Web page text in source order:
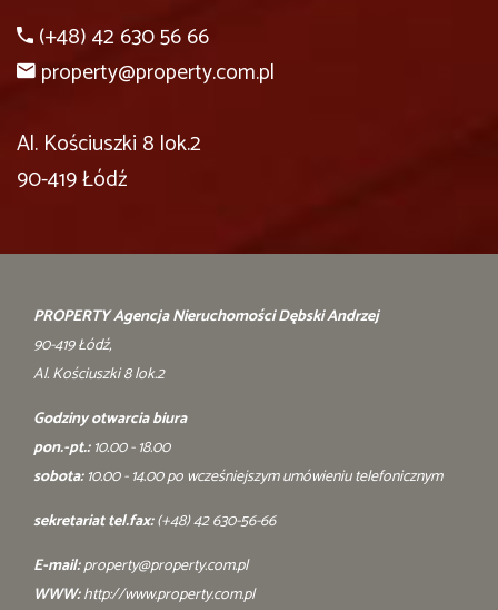
(+48) 42 630 56 66
property@property.com.pl
Al. Kościuszki 8 lok.2
90-419 Łódź
PROPERTY Agencja Nieruchomości Dębski Andrzej
90-419 Łódź,
Al. Kościuszki 8 lok.2
Godziny otwarcia biura
pon.-pt.:10.00 - 18.00
sobota:10.00 - 14.00 po wcześniejszym umówieniu telefonicznym
sekretariat tel.fax:(+48) 42 630-56-66
E-mail:property@property.com.pl
WWW:http://www.property.com.pl